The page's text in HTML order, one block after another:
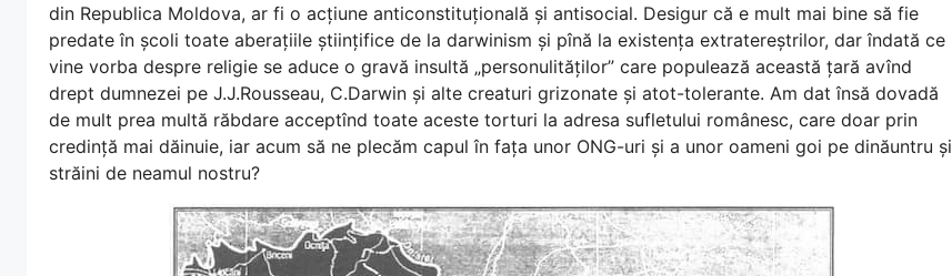
din Republica Moldova, ar fi o acțiune anticonstituțională și antisocial. Desigur că e mult mai bine să fie
predate în școli toate aberațiile științifice de la darwinism și pînă la existența extratereștrilor, dar îndată ce
vine vorba despre religie se aduce o gravă insultă „personulităților” care populează această țară avînd
drept dumnezei pe J.J.Rousseau, C.Darwin și alte creaturi grizonate și atot-tolerante. Am dat însă dovadă
de mult prea multă răbdare acceptînd toate aceste torturi la adresa sufletului românesc, care doar prin
credință mai dăinuie, iar acum să ne plecăm capul în fața unor ONG-uri și a unor oameni goi pe dinăuntru și
străini de neamul nostru?